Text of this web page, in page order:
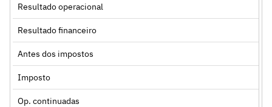
Resultado operacional
Resultado financeiro
Antes dos impostos
Imposto
Op. continuadas